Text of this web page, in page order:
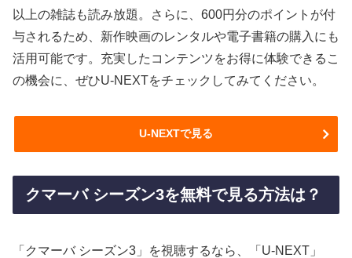
以上の雑誌も読み放題。さらに、600円分のポイントが付
与されるため、新作映画のレンタルや電子書籍の購入にも
活用可能です。充実したコンテンツをお得に体験できるこ
の機会に、ぜひU-NEXTをチェックしてみてください。
U-NEXTで見る
クマーバ シーズン3を無料で見る方法は？
「クマーバ シーズン3」を視聴するなら、「U-NEXT」